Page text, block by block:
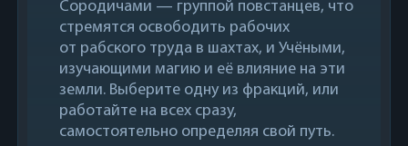
Сородичами — группой повстанцев, что
стремятся освободить рабочих
от рабского труда в шахтах, и Учёными,
изучающими магию и её влияние на эти
земли. Выберите одну из фракций, или
работайте на всех сразу,
самостоятельно определяя свой путь.